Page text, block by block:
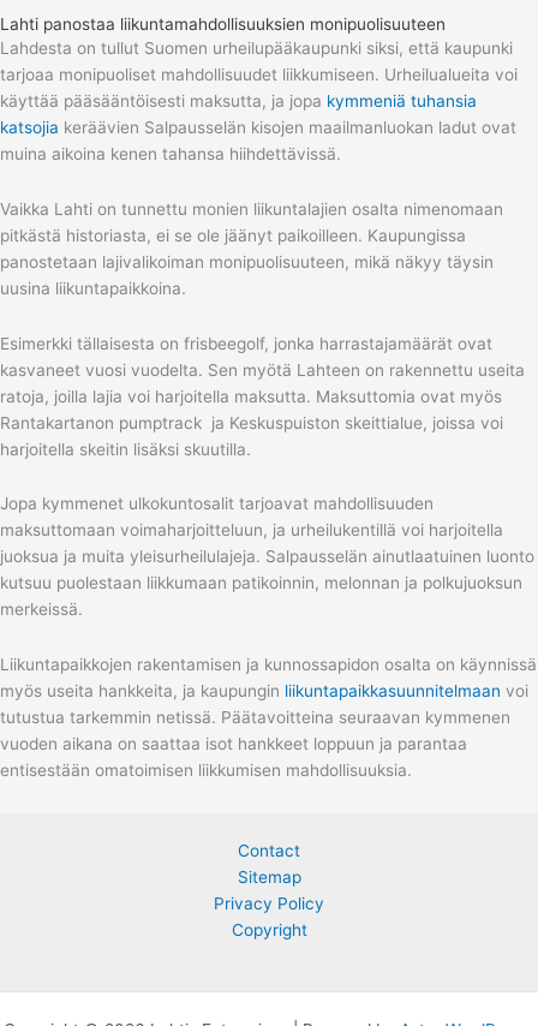
Lahti panostaa liikuntamahdollisuuksien monipuolisuuteen
Lahdesta on tullut Suomen urheilupääkaupunki siksi, että kaupunki
tarjoaa monipuoliset mahdollisuudet liikkumiseen. Urheilualueita voi
käyttää pääsääntöisesti maksutta, ja jopa kymmeniä tuhansia
katsojia keräävien Salpausselän kisojen maailmanluokan ladut ovat
muina aikoina kenen tahansa hiihdettävissä.
Vaikka Lahti on tunnettu monien liikuntalajien osalta nimenomaan
pitkästä historiasta, ei se ole jäänyt paikoilleen. Kaupungissa
panostetaan lajivalikoiman monipuolisuuteen, mikä näkyy täysin
uusina liikuntapaikkoina.
Esimerkki tällaisesta on frisbeegolf, jonka harrastajamäärät ovat
kasvaneet vuosi vuodelta. Sen myötä Lahteen on rakennettu useita
ratoja, joilla lajia voi harjoitella maksutta. Maksuttomia ovat myös
Rantakartanon pumptrack ja Keskuspuiston skeittialue, joissa voi
harjoitella skeitin lisäksi skuutilla.
Jopa kymmenet ulkokuntosalit tarjoavat mahdollisuuden
maksuttomaan voimaharjoitteluun, ja urheilukentillä voi harjoitella
juoksua ja muita yleisurheilulajeja. Salpausselän ainutlaatuinen luonto
kutsuu puolestaan liikkumaan patikoinnin, melonnan ja polkujuoksun
merkeissä.
Liikuntapaikkojen rakentamisen ja kunnossapidon osalta on käynnissä
myös useita hankkeita, ja kaupungin liikuntapaikkasuunnitelmaan voi
tutustua tarkemmin netissä. Päätavoitteina seuraavan kymmenen
vuoden aikana on saattaa isot hankkeet loppuun ja parantaa
entisestään omatoimisen liikkumisen mahdollisuuksia.
Contact
Sitemap
Privacy Policy
Copyright